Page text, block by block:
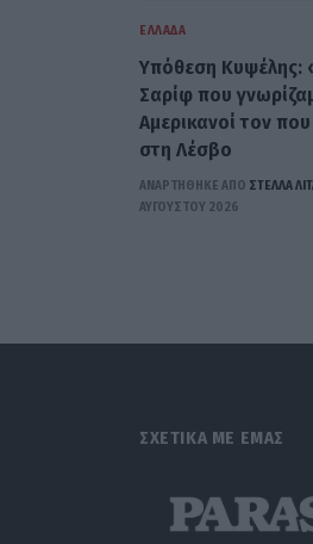
ΕΛΛΆΔΑ
Υπόθεση Κυψέλης:
Σαρίφ που
Αμερικανοί τον
στη Λέσβο
ΑΝΑΡΤΗΘΗΚΕ ΑΠΟ ΣΤΈΛΛΑ
ΑΥΓΟΎΣΤΟΥ 2026
ΣΧΕΤΙΚΑ ΜΕ ΕΜΑΣ